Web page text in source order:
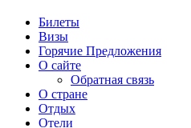
Билеты
Визы
Горячие Предложения
О сайте
Обратная связь
О стране
Отдых
Отели